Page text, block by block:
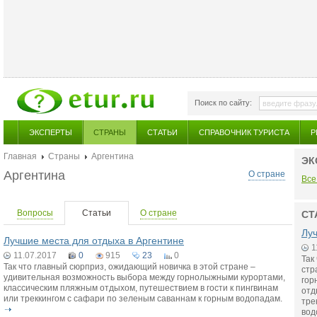
Поиск по сайту:
ЭКСПЕРТЫ СТРАНЫ СТАТЬИ СПРАВОЧНИК ТУРИСТА
Главная Страны
Аргентина
О стране
Аргентина
Вопросы Статьи О стране
Лучшие места для отдыха в Аргентине
11.07.2017 0 915 23
0
Так что главный сюрприз, ожидающий новичка в этой стране –
удивительная возможность выбора между горнолыжными курортами,
классическим пляжным отдыхом, путешествием в гости к пингвинам
или треккингом с сафари по зеленым саваннам к горным водопадам.